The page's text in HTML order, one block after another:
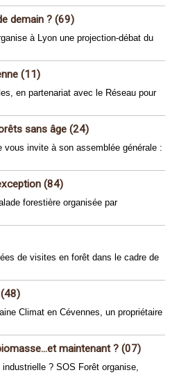
demain ? (69)
à Lyon une projection-débat du
(11)
en partenariat avec le Réseau pour
sans âge (24)
vous invite à son assemblée générale :
(84)
forestière organisée par
de visites en forêt dans le cadre de
(48)
Climat en Cévennes, un propriétaire
maintenant ? (07)
? SOS Forêt organise,